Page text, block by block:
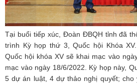
Tại buổi tiếp xúc, Đoàn ĐBQH tỉnh đã
trình Kỳ họp thứ 3, Quốc hội Khóa
Quốc hội khóa XV sẽ khai mạc vào
mạc vào ngày 18/6/2022. Kỳ họp này,
5 dự án luật, 4 dự thảo nghị quyết; cho